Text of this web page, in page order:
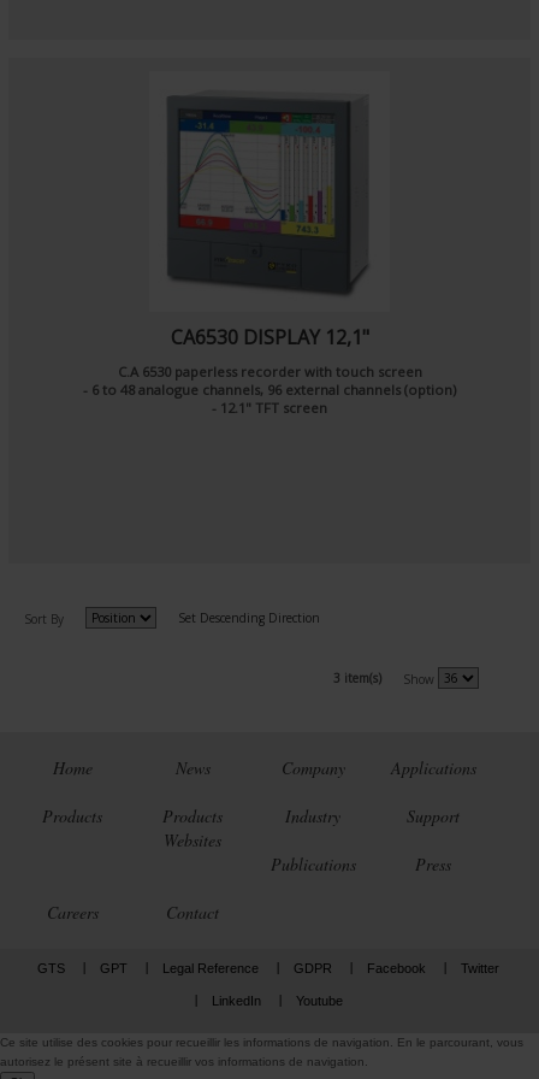
CA6530 DISPLAY 12,1"
C.A 6530 paperless recorder with touch screen
- 6 to 48 analogue channels, 96 external channels (option)
- 12.1" TFT screen
Sort By Set Descending Direction
3 item(s) Show
Home News Company Applications
Products
Products
Websites
Industry Support
Publications Press
Careers Contact
GTS GPT Legal Reference GDPR Facebook Twitter
LinkedIn Youtube
Ce site utilise des cookies pour recueillir les informations de navigation. En le parcourant, vous
autorisez le présent site à recueillir vos informations de navigation.